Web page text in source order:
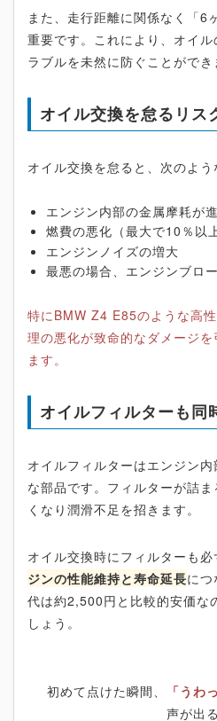
また、走行距離に関係なく「6
重要です。これにより、オイ
ラブルを未然に防ぐことができ
オイル交換を怠るリス
オイル交換を怠ると、次のよう
エンジン内部の金属摩耗が
燃費の悪化（最大で10％以
エンジンノイズの増大
最悪の場合、エンジンブロ
特にBMW Z4 E85のような高
理の悪化が致命的なダメージ
ます。
オイルフィルターも同
オイルフィルターはエンジン
な部品です。フィルターが詰
くなり潤滑不足を招きます。
オイル交換時にフィルターも必
ジンの性能維持と寿命延長に
代は約2,500円と比較的安価な
しょう。
初めて点けた瞬間、 「うわ
声が出る